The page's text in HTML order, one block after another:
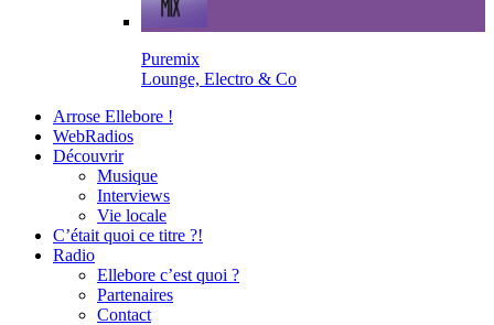
Puremix
Lounge, Electro & Co
Arrose Ellebore !
WebRadios
Découvrir
Musique
Interviews
Vie locale
C’était quoi ce titre ?!
Radio
Ellebore c’est quoi ?
Partenaires
Contact